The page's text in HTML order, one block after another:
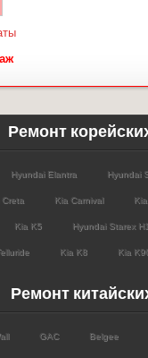
Ремонт
Hyundai Elantra Hyundai
Creta Kia Carnival
Kia K5 Hyundai Starex H1
Kia K8 Kia
Ремонт
GAC Belgee